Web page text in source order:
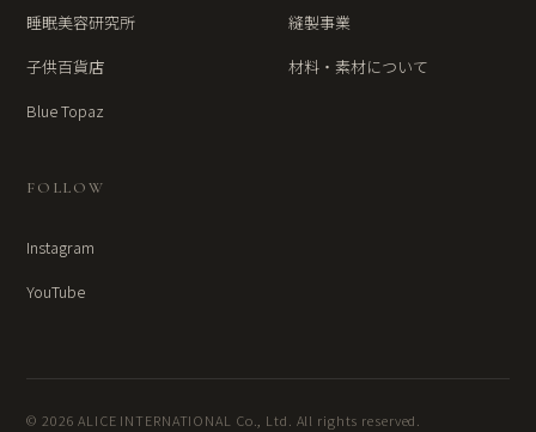
睡眠美容研究所
子供百貨店
Blue Topaz
縫製事業
材料・素材について
FOLLOW
Instagram
YouTube
© 2026 ALICE INTERNATIONAL Co., Ltd. All rights reserved.